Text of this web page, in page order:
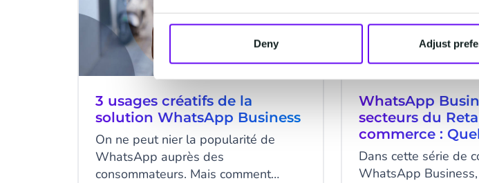
Deny Adjust
3 usages créatifs de la
solution WhatsApp Business
On ne peut nier la popularité de
WhatsApp auprès des
consommateurs. Mais comment
WhatsApp
secteurs du
commerce :
Dans cette série de
WhatsApp